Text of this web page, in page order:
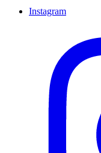
Instagram